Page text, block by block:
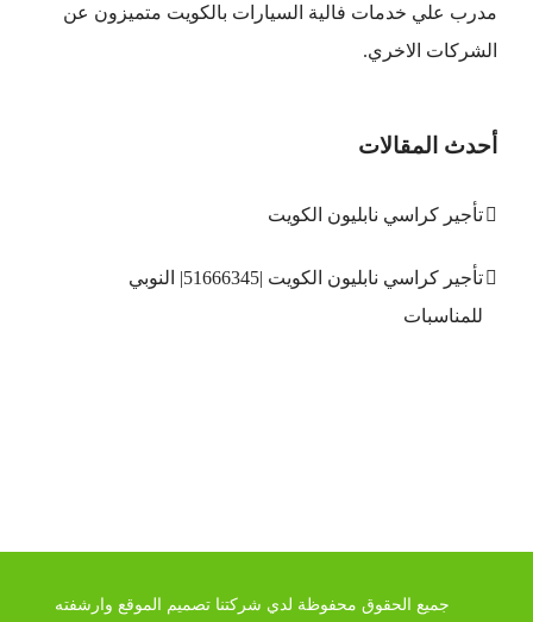
مدرب علي خدمات فالية السيارات بالكويت متميزون عن
الشركات الاخري.
أحدث المقالات
تأجير كراسي نابليون الكويت
تأجير كراسي نابليون الكويت |51666345| النوبي
للمناسبات
جميع الحقوق محفوظة لدي شركتنا تصميم الموقع وارشفته